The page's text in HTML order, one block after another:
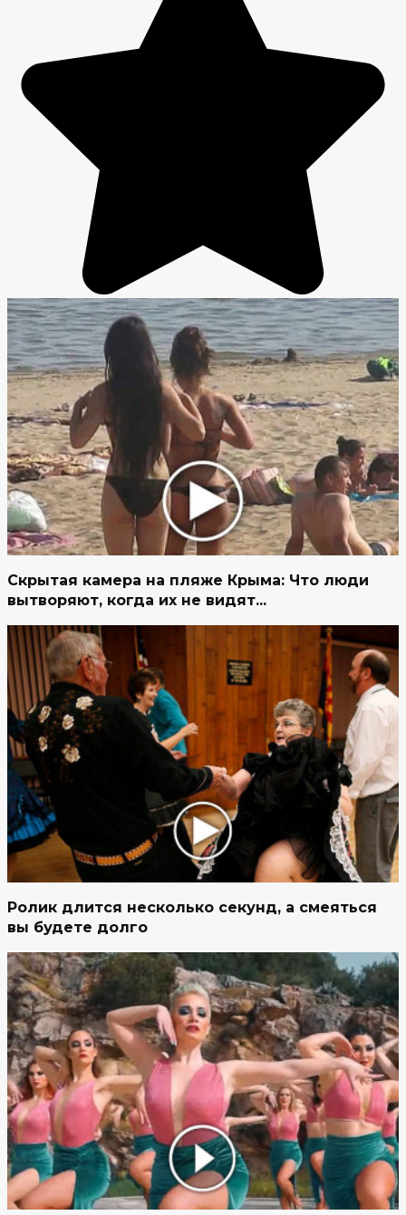
Скрытая камера на пляже Крыма: Что люди
вытворяют, когда их не видят...
Ролик длится несколько секунд, а смеяться
вы будете долго